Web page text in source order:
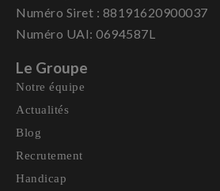
Numéro Siret : 88191620900037
Numéro UAI: 0694587L
Le Groupe
Notre équipe
Actualités
Blog
Recrutement
Handicap